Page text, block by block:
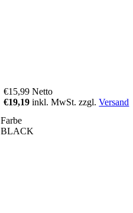
€15,99Netto
€19,19inkl. MwSt. zzgl.Versand
Farbe
BLACK